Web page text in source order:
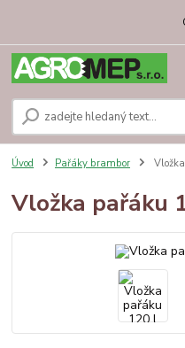
Úvod Pařáky brambor
Vložka pařáku